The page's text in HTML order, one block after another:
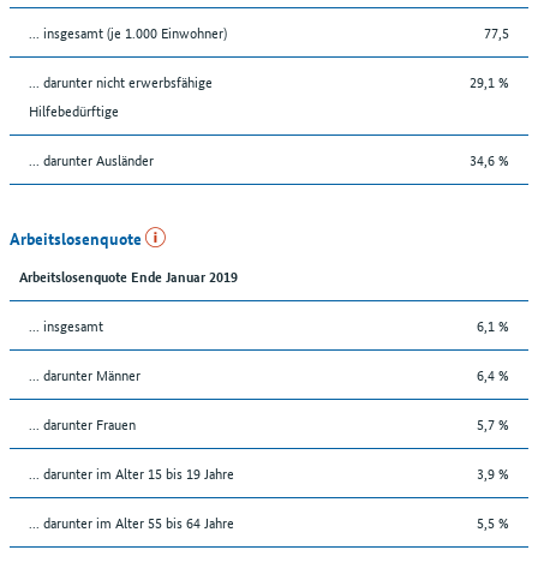
... insgesamt (je 1.000 Einwohner) 77,5
... darunter nicht erwerbsfähige
Hilfebedürftige
29,1 %
... darunter Ausländer 34,6 %
Arbeitslosenquote
Arbeitslosenquote Ende Januar 2019
... insgesamt 6,1 %
... darunter Männer 6,4 %
... darunter Frauen 5,7 %
... darunter im Alter 15 bis 19 Jahre 3,9 %
... darunter im Alter 55 bis 64 Jahre 5,5 %